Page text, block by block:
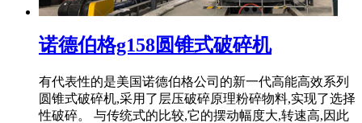
诺德伯格g158圆锥式破碎机
有代表性的是美国诺德伯格公司的新一代高能高效系列
圆锥式破碎机,采用了层压破碎原理粉碎物料,实现了选择
性破碎。 与传统式的比较,它的摆动幅度大,转速高,因此